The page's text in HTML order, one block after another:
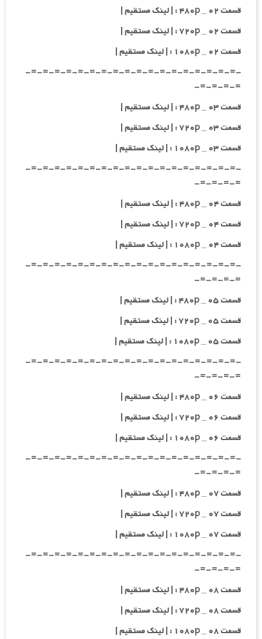
قسمت ۰۲ _ ۴۸۰p : | لینک مستقیم |
قسمت ۰۲ _ ۷۲۰p : | لینک مستقیم |
قسمت ۰۲ _ ۱۰۸۰p : | لینک مستقیم |
-=-=-=-=-=-=-=-=-=-=-=-=-=-=-=-=-=-=-
=-=-=-=-
قسمت ۰۳ _ ۴۸۰p : | لینک مستقیم |
قسمت ۰۳ _ ۷۲۰p : | لینک مستقیم |
قسمت ۰۳ _ ۱۰۸۰p : | لینک مستقیم |
-=-=-=-=-=-=-=-=-=-=-=-=-=-=-=-=-=-=-
=-=-=-=-
قسمت ۰۴ _ ۴۸۰p : | لینک مستقیم |
قسمت ۰۴ _ ۷۲۰p : | لینک مستقیم |
قسمت ۰۴ _ ۱۰۸۰p : | لینک مستقیم |
-=-=-=-=-=-=-=-=-=-=-=-=-=-=-=-=-=-=-
=-=-=-=-
قسمت ۰۵ _ ۴۸۰p : | لینک مستقیم |
قسمت ۰۵ _ ۷۲۰p : | لینک مستقیم |
قسمت ۰۵ _ ۱۰۸۰p : | لینک مستقیم |
-=-=-=-=-=-=-=-=-=-=-=-=-=-=-=-=-=-=-
=-=-=-=-
قسمت ۰۶ _ ۴۸۰p : | لینک مستقیم |
قسمت ۰۶ _ ۷۲۰p : | لینک مستقیم |
قسمت ۰۶ _ ۱۰۸۰p : | لینک مستقیم |
-=-=-=-=-=-=-=-=-=-=-=-=-=-=-=-=-=-=-
=-=-=-=-
قسمت ۰۷ _ ۴۸۰p : | لینک مستقیم |
قسمت ۰۷ _ ۷۲۰p : | لینک مستقیم |
قسمت ۰۷ _ ۱۰۸۰p : | لینک مستقیم |
-=-=-=-=-=-=-=-=-=-=-=-=-=-=-=-=-=-=-
=-=-=-=-
قسمت ۰۸ _ ۴۸۰p : | لینک مستقیم |
قسمت ۰۸ _ ۷۲۰p : | لینک مستقیم |
قسمت ۰۸ _ ۱۰۸۰p : | لینک مستقیم |